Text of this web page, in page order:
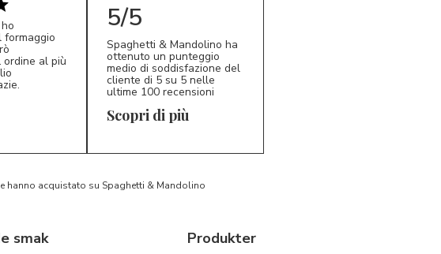
formaggio
ordine al più
5/5
Spaghetti & Mandolino ha
ottenuto un punteggio
medio di soddisfazione del
cliente di 5 su 5 nelle
ultime 100 recensioni
Scopri di più
hanno acquistato su Spaghetti & Mandolino
smak Produkter